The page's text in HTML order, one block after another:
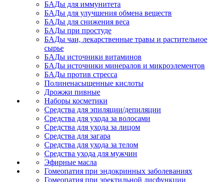
БАДы для иммунитета
БАДы для улучшения обмена веществ
БАДы для снижения веса
БАДы при простуде
БАДы чаи, лекарственные травы и растительное
сырье
БАДы источники витаминов
БАДы источники минералов и микроэлементов
БАДы против стресса
Полиненасыщенные кислоты
Дрожжи пивные
Наборы косметики
Средства для эпиляции/депиляции
Средства для ухода за волосами
Средства для ухода за лицом
Средства для загара
Средства для ухода за телом
Средства ухода для мужчин
Эфирные масла
Гомеопатия при эндокринных заболеваниях
Гомеопатия при эректильной дисфункции